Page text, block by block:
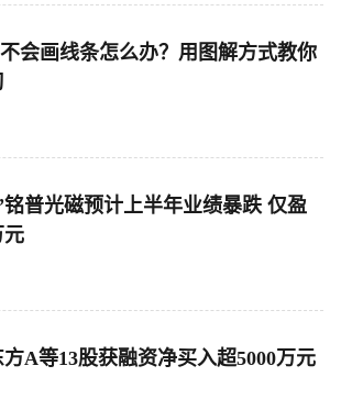
会画线条怎么办？用图解方式教你
普光磁预计上半年业绩暴跌 仅盈
元
A等13股获融资净买入超5000万元